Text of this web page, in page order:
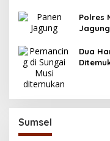
Polres
Dua
Sumsel